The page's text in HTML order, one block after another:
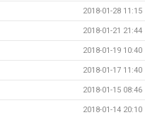
2018-01-28 11:15
2018-01-21 21:44
2018-01-19 10:40
2018-01-17 11:40
2018-01-15 08:46
2018-01-14 20:10